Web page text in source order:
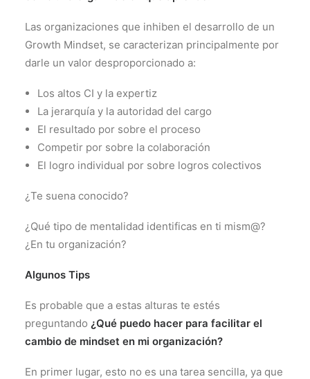
Las organizaciones que inhiben el desarrollo de un
Growth Mindset, se caracterizan principalmente por
darle un valor desproporcionado a:
Los altos CI y la expertiz
La jerarquía y la autoridad del cargo
El resultado por sobre el proceso
Competir por sobre la colaboración
El logro individual por sobre logros colectivos
¿Te suena conocido?
¿Qué tipo de mentalidad identificas en ti mism@?
¿En tu organización?
Algunos Tips
Es probable que a estas alturas te estés
preguntando ¿Qué puedo hacer para facilitar el
cambio de mindset en mi organización?
En primer lugar, esto no es una tarea sencilla, ya que